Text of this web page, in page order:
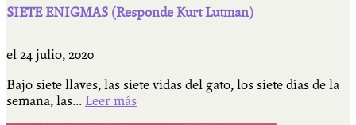
SIETE ENIGMAS (Responde Kurt Lutman)
el 24 julio, 2020
Bajo siete llaves, las siete vidas del gato, los siete días de la
semana, las... Leer más